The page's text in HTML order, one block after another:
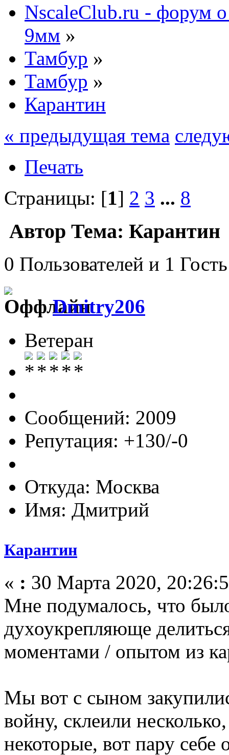
NscaleClub.ru - форум
9мм »
Тамбур »
Тамбур »
Карантин
« предыдущая тема
Печать
Страницы: [1] 2 3 ... 8
Автор Тема: Карантин
0 Пользователей и 1
Dmitry206
Ветеран
Сообщений: 2009
Репутация: +130/-0
Откуда: Москва
Имя: Дмитрий
Карантин
« : 30 Марта 2020,
Мне подумалось, что
духоукрепляюще
моментами / опытом из
Мы вот с сыном
войну, склеили
некоторые, вот пару